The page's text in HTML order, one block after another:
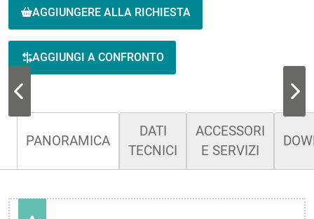
AGGIUNGERE ALLA RICHIESTA
AGGIUNGI A CONFRONTO
PANORAMICA
DATI
TECNICI
ACCESSORI
E SERVIZI